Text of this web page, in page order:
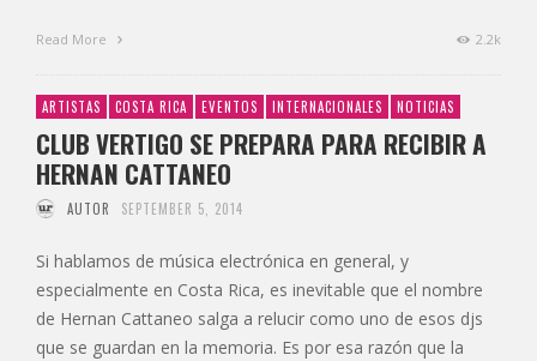
Read More 2.2k
ARTISTAS COSTA RICA EVENTOS INTERNACIONALES NOTICIAS
CLUB VERTIGO SE PREPARA PARA RECIBIR A
HERNAN CATTANEO
AUTOR SEPTEMBER 5, 2014
Si hablamos de música electrónica en general, y
especialmente en Costa Rica, es inevitable que el nombre
de Hernan Cattaneo salga a relucir como uno de esos djs
que se guardan en la memoria. Es por esa razón que la